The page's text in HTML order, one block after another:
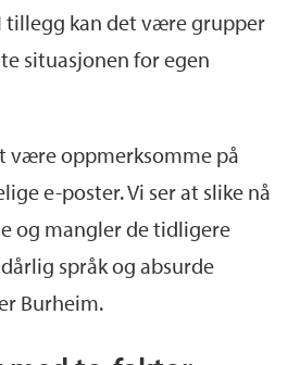
tillegg kan det være grupper
situasjonen for egen
være oppmerksomme på
e-poster. Vi ser at slike nå
og mangler de tidligere
språk og absurde
Burheim.